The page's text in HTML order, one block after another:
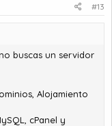
#13
buscas un servidor
Alojamiento
cPanel y